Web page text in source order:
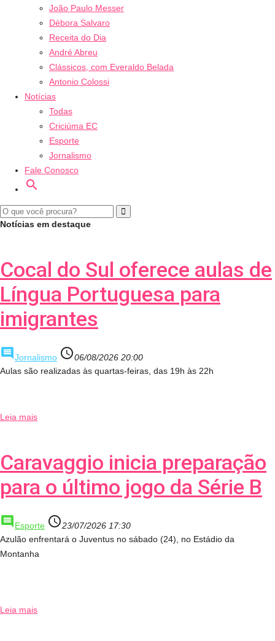
João Paulo Messer
Débora Salvaro
Receita do Dia
André Abreu
Clássicos, com Everaldo Belada
Antonio Colossi
Notícias
Todas
Criciúma EC
Esporte
Jornalismo
Fale Conosco
search
Notícias em destaque
Cocal do Sul oferece aulas de
Língua Portuguesa para
imigrantes
comment Jornalismo access_time06/08/2026 20:00
Aulas são realizadas às quartas-feiras, das 19h às 22h
Leia mais
Caravaggio inicia preparação
para o último jogo da Série B
comment Esporte access_time23/07/2026 17:30
Azulão enfrentará o Juventus no sábado (24), no Estádio da
Montanha
Leia mais